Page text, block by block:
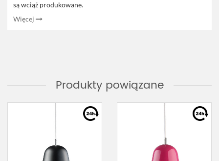
są wciąż produkowane.
Więcej
Produkty powiązane